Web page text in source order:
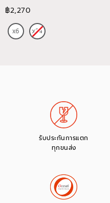
฿2,270
รับประกันการแตก
ทุกขนส่ง